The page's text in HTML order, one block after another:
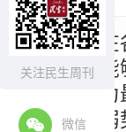
关注民生周刊
微信
摘要：现在
到侵害，
但是，作
处于十分弱